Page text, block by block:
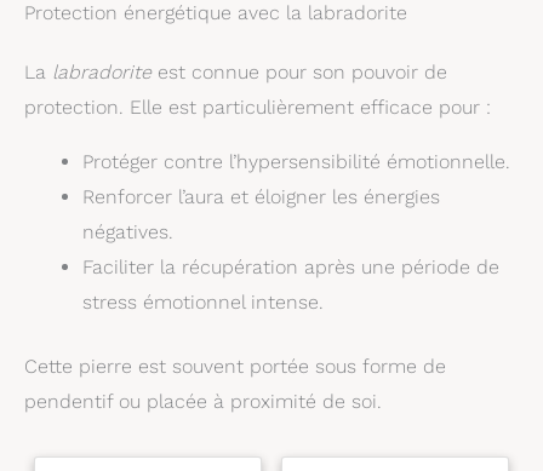
Protection énergétique avec la labradorite
La labradoriteest connue pour son pouvoir de
protection. Elle est particulièrement efficace pour :
Protéger contre l’hypersensibilité émotionnelle.
Renforcer l’aura et éloigner les énergies
négatives.
Faciliter la récupération après une période de
stress émotionnel intense.
Cette pierre est souvent portée sous forme de
pendentif ou placée à proximité de soi.